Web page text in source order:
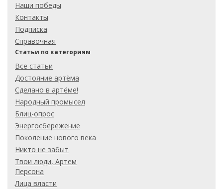
Наши победы
Контакты
Подписка
Справочная
Статьи по категориям
Все статьи
Достояние артёма
Сделано в артёме!
Народный промысел
Блиц-опрос
Энергосбережение
Поколение нового века
Никто не забыт
Твои люди, Артем
Персона
Лица власти